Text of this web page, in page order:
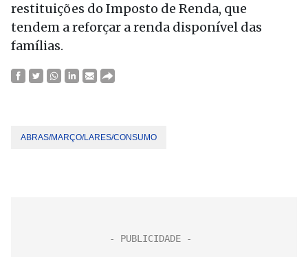
restituições do Imposto de Renda, que
tendem a reforçar a renda disponível das
famílias.
ABRAS/MARÇO/LARES/CONSUMO